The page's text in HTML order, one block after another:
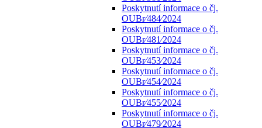
Poskytnutí informace o čj.
OUBr⁄484⁄2024
Poskytnutí informace o čj.
OUBr⁄481⁄2024
Poskytnutí informace o čj.
OUBr⁄453⁄2024
Poskytnutí informace o čj.
OUBr⁄454⁄2024
Poskytnutí informace o čj.
OUBr⁄455⁄2024
Poskytnutí informace o čj.
OUBr⁄479⁄2024